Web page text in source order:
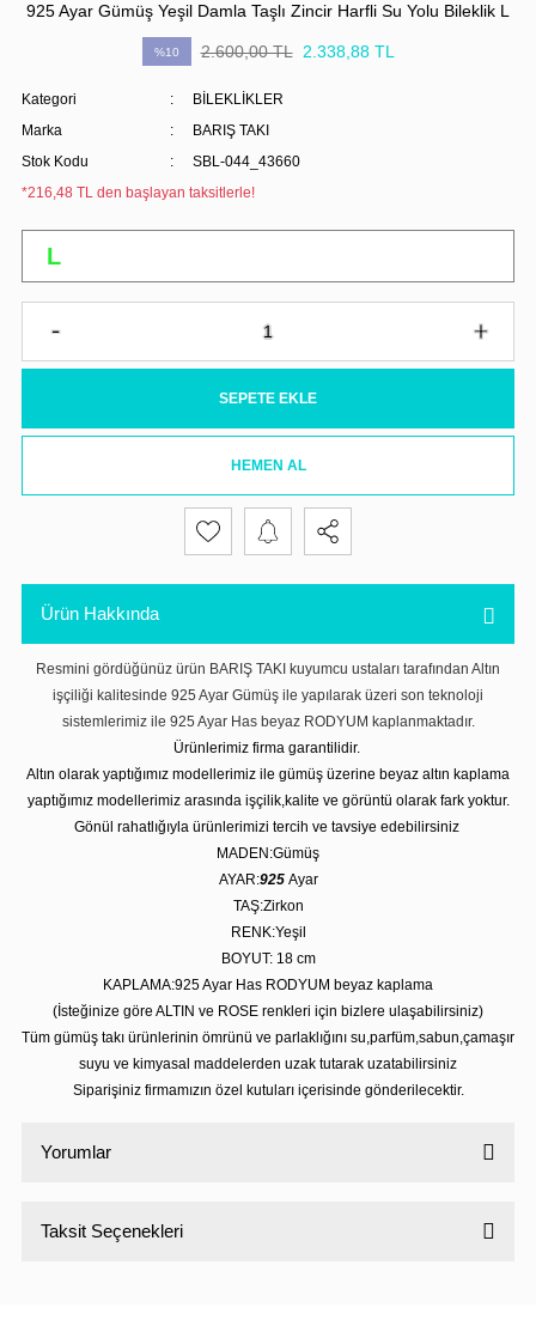
925 Ayar Gümüş Yeşil Damla Taşlı Zincir Harfli Su Yolu Bileklik L
%10 2.600,00 TL 2.338,88 TL
Kategori
BİLEKLİKLER
Marka
BARIŞ TAKI
Stok Kodu
SBL-044_43660
*216,48 TL den başlayan taksitlerle!
SEPETE EKLE
HEMEN AL
Ürün Hakkında
Resmini gördüğünüz ürün BARIŞ TAKI kuyumcu ustaları tarafından Altın
işçiliği kalitesinde 925 Ayar Gümüş ile yapılarak üzeri son teknoloji
sistemlerimiz ile 925 Ayar Has beyaz RODYUM kaplanmaktadır.
Ürünlerimiz firma garantilidir.
Altın olarak yaptığımız modellerimiz ile gümüş üzerine beyaz altın kaplama
yaptığımız modellerimiz arasında işçilik,kalite ve görüntü olarak fark yoktur.
Gönül rahatlığıyla ürünlerimizi tercih ve tavsiye edebilirsiniz
MADEN:Gümüş
AYAR:925 Ayar
TAŞ:Zirkon
RENK:Yeşil
BOYUT: 18 cm
KAPLAMA:925 Ayar Has RODYUM beyaz kaplama
(İsteğinize göre ALTIN ve ROSE renkleri için bizlere ulaşabilirsiniz)
Tüm gümüş takı ürünlerinin ömrünü ve parlaklığını su,parfüm,sabun,çamaşır
suyu ve kimyasal maddelerden uzak tutarak uzatabilirsiniz
Siparişiniz firmamızın özel kutuları içerisinde gönderilecektir.
Yorumlar
Taksit Seçenekleri